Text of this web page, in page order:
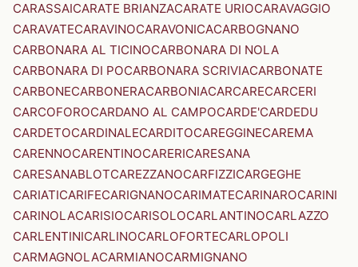
CARASSAICARATE BRIANZACARATE URIOCARAVAGGIO
CARAVATECARAVINOCARAVONICACARBOGNANO
CARBONARA AL TICINOCARBONARA DI NOLA
CARBONARA DI POCARBONARA SCRIVIACARBONATE
CARBONECARBONERACARBONIACARCARECARCERI
CARCOFOROCARDANO AL CAMPOCARDE'CARDEDU
CARDETOCARDINALECARDITOCAREGGINECAREMA
CARENNOCARENTINOCARERICARESANA
CARESANABLOTCAREZZANOCARFIZZICARGEGHE
CARIATICARIFECARIGNANOCARIMATECARINAROCARINI
CARINOLACARISIOCARISOLOCARLANTINOCARLAZZO
CARLENTINICARLINOCARLOFORTECARLOPOLI
CARMAGNOLACARMIANOCARMIGNANO